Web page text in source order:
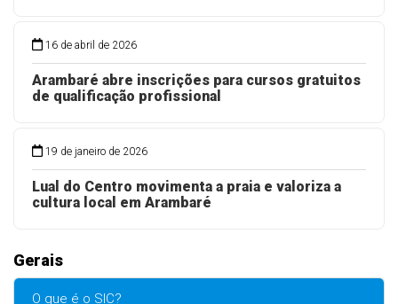
Gerais
O que é o SIC?
16 de abril de 2026
Arambaré abre inscrições para cursos gratuitos
de qualificação profissional
19 de janeiro de 2026
Lual do Centro movimenta a praia e valoriza a
cultura local em Arambaré